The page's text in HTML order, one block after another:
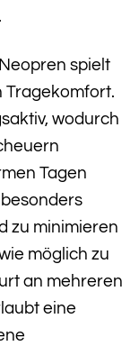
spielt
Tragekomfort.
wodurch
Tagen
zu minimieren
möglich zu
an mehreren
eine